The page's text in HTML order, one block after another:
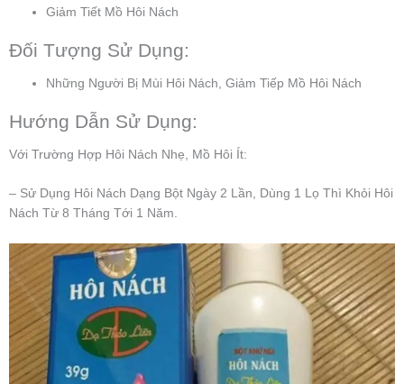
Giảm Tiết Mồ Hôi Nách
Đối Tượng Sử Dụng:
Những Người Bị Mùi Hôi Nách, Giảm Tiếp Mồ Hôi Nách
Hướng Dẫn Sử Dụng:
Với Trường Hợp Hôi Nách Nhẹ, Mồ Hôi Ít:
– Sử Dụng Hôi Nách Dạng Bột Ngày 2 Lần, Dùng 1 Lọ Thì Khỏi Hôi
Nách Từ 8 Tháng Tới 1 Năm.